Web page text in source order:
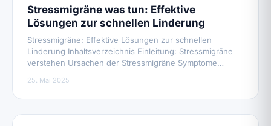
Stressmigräne was tun: Effektive
Lösungen zur schnellen Linderung
Stressmigräne: Effektive Lösungen zur schnellen
Linderung Inhaltsverzeichnis Einleitung: Stressmigräne
verstehen Ursachen der Stressmigräne Symptome…
25. Mai 2025